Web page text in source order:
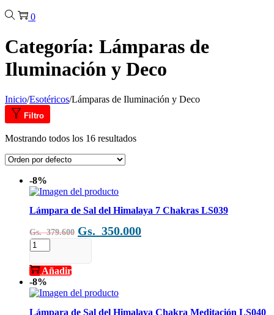
0
Categoría: Lámparas de
Iluminación y Deco
Inicio/Esotéricos/Lámparas de Iluminación y Deco
Filtro
Mostrando todos los 16 resultados
-8%
Lámpara de Sal del Himalaya 7 Chakras LS039
Gs.379.600 El
Gs.
379.600.
Gs. 350.000El
Lámpara
de
Sal
del
Himalaya
7
Chakras
Añadir
-8%
Lámpara de Sal del Himalaya Chakra Meditación LS040